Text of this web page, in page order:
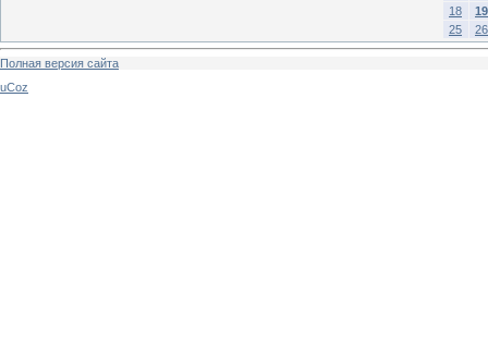
18
19
25
26
Полная версия сайта
uCoz